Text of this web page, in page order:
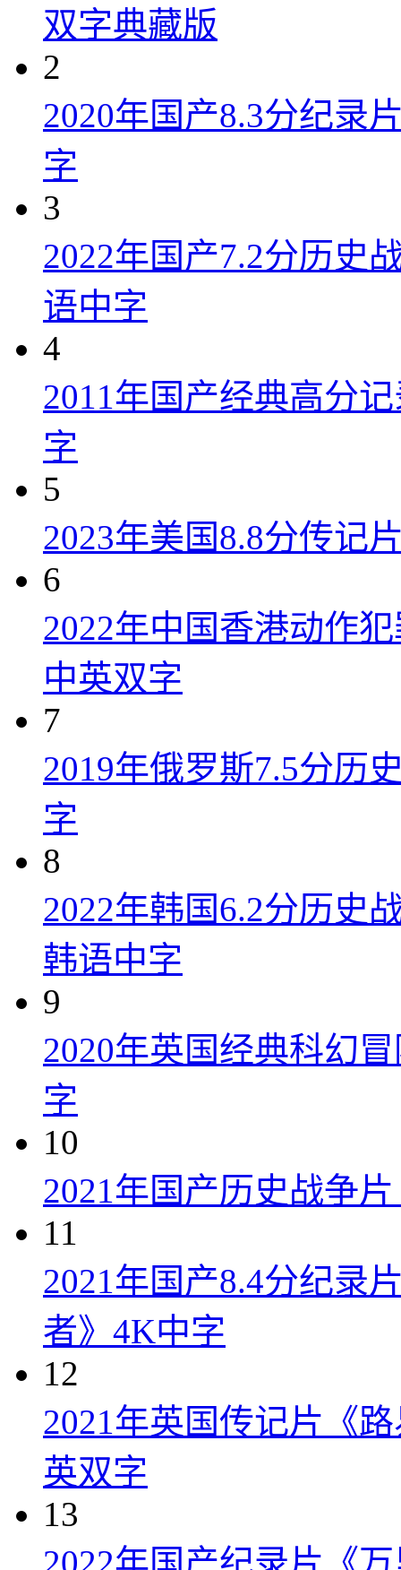
双字典藏版
2
2020年国产8.3分纪录
字
3
2022年国产7.2分历史
语中字
4
2011年国产经典高分
字
5
2023年美国8.8分传记
6
2022年中国香港动作
中英双字
7
2019年俄罗斯7.5分历
字
8
2022年韩国6.2分历史
韩语中字
9
2020年英国经典科幻
字
10
2021年国产历史战争
11
2021年国产8.4分纪录
者》4K中字
12
2021年英国传记片《
英双字
13